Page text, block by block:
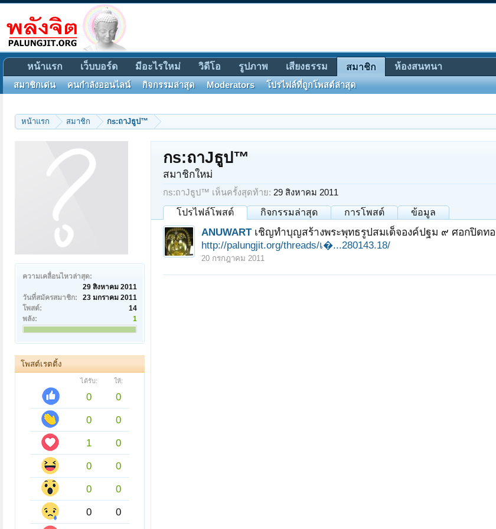
หน้าแรก สมาชิก กs:ถาJธูป™
ความเคลื่อนไหวล่าสุด:
29 สิงหาคม 2011
วันที่สมัครสมาชิก:
23 มกราคม 2011
โพสต์:
14
พลัง:
1
โพสต์เรตติ้ง
ได้รับ: ให้:
0
0
0
0
1
0
0
0
0
0
0
0
กs:ถาJธูป™
สมาชิกใหม่
กs:ถาJธูป™ เห็นครั้งสุดท้าย: 29 สิงหาคม 2011
โปรไฟล์โพสต์ กิจกรรมล่าสุด การโพสต์ ข้อมูล
ANUWART เชิญทำบุญสร้างพระพุทธรูปสมเด็จองค์ปฐม ๙ ศอกปิดทอ
http://palungjit.org/threads/เ�...280143.18/
20 กรกฎาคม 2011
หน้าแรก เว็บบอร์ด มีอะไรใหม่ วิดีโอ รูปภาพ เสียงธรรม สมาชิก
สมาชิกเด่น คนกำลังออนไลน์ กิจกรรมล่าสุด Moderators โปรไฟล์ที่ถูกโพสต์ล่าสุด
ห้องสนทนา